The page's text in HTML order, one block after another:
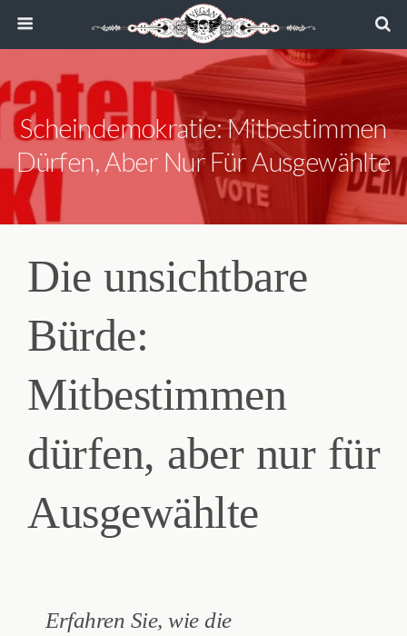
Scheindemokratie: Mitbestimmen
Dürfen, Aber Nur Für Ausgewählte
Die unsichtbare
Bürde:
Mitbestimmen
dürfen, aber nur für
Ausgewählte
Erfahren Sie, wie die